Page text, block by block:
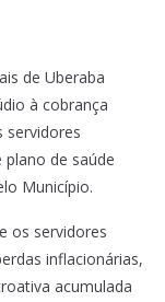
de Uberaba
à cobrança
servidores
de saúde
Município.
os servidores
inflacionárias,
acumulada